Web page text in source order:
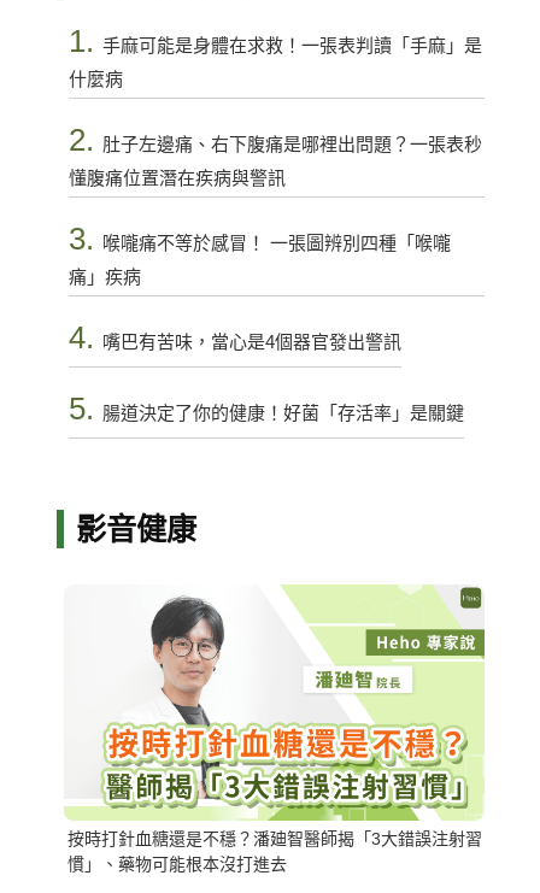
1. 手麻可能是身體在求救！一張表判讀「手麻」是
什麼病
2. 肚子左邊痛、右下腹痛是哪裡出問題？一張表秒
懂腹痛位置潛在疾病與警訊
3.
喉嚨痛不等於感冒！ 一張圖辨別四種「喉嚨
痛」疾病
4. 嘴巴有苦味，當心是4個器官發出警訊
5. 腸道決定了你的健康！好菌「存活率」是關鍵
影音健康
按時打針血糖還是不穩？潘廸智醫師揭「3大錯誤注射習
慣」、藥物可能根本沒打進去